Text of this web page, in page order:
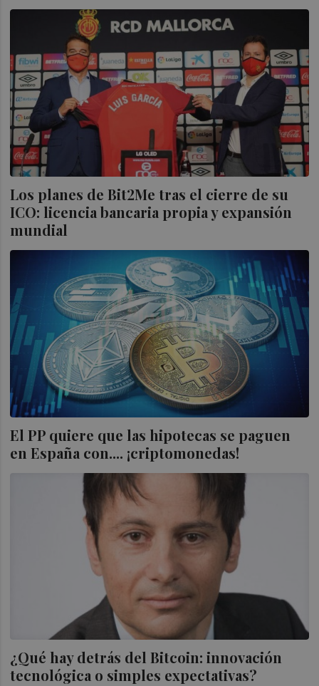
Los planes de Bit2Me tras el cierre de su
ICO: licencia bancaria propia y expansión
mundial
El PP quiere que las hipotecas se paguen
en España con.... ¡criptomonedas!
¿Qué hay detrás del Bitcoin: innovación
tecnológica o simples expectativas?